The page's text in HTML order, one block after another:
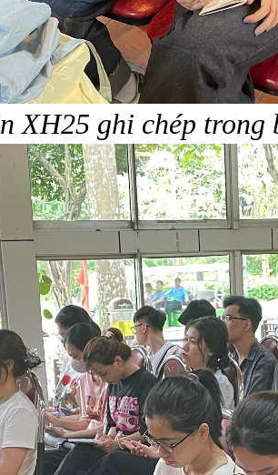
XH25 ghi chép